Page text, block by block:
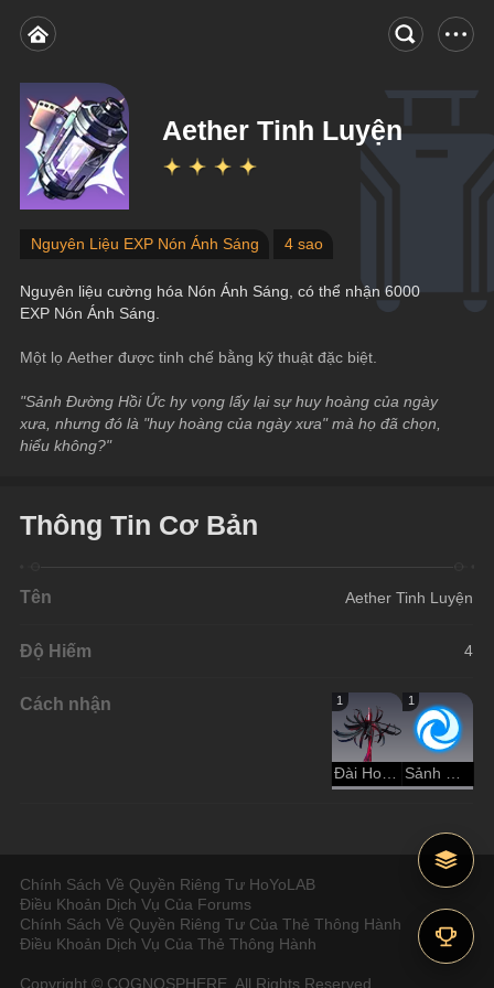
Aether Tinh Luyện
Nguyên Liệu EXP Nón Ánh Sáng 4 sao
Nguyên liệu cường hóa Nón Ánh Sáng, có thể nhận 6000
EXP Nón Ánh Sáng.
Một lọ Aether được tinh chế bằng kỹ thuật đặc biệt.
"Sảnh Đường Hồi Ức hy vọng lấy lại sự huy hoàng của ngày
xưa, nhưng đó là "huy hoàng của ngày xưa" mà họ đã chọn,
hiểu không?"
Thông Tin Cơ Bản
Tên Aether Tinh Luyện
Độ Hiếm 4
Cách nhận 1
Đài Hoa Nhân Tạo
1
Sảnh Đường Lãng Quên
Chính Sách Về Quyền Riêng Tư HoYoLAB
Điều Khoản Dịch Vụ Của Forums
Chính Sách Về Quyền Riêng Tư Của Thẻ Thông Hành
Điều Khoản Dịch Vụ Của Thẻ Thông Hành
Copyright © COGNOSPHERE. All Rights Reserved.